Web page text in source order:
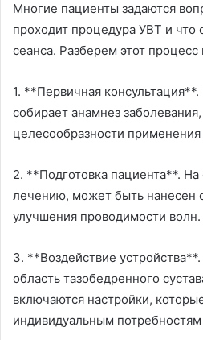
Многие пациенты задаются
проходит процедура УВТ и что
сеанса. Разберем этот
1. **Первичная
собирает анамнез
целесообразности
2. **Подготовка пациента**.
лечению, может быть нанесен
улучшения проводимости волн.
3. **Воздействие
область тазобедренного
включаются настройки,
индивидуальным